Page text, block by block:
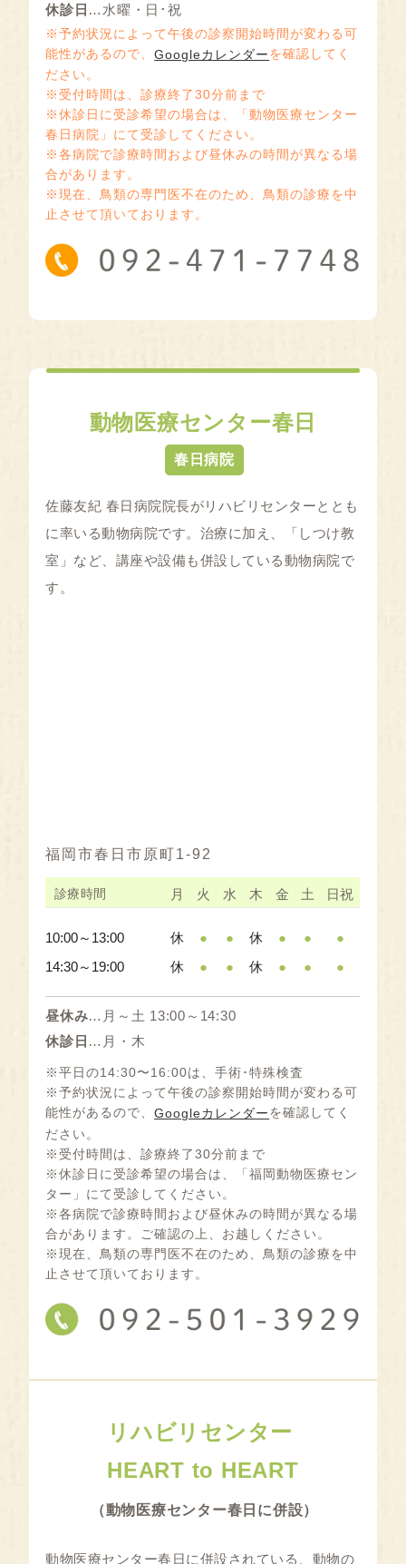
休診日 …水曜・日･祝
※予約状況によって午後の診察開始時間が変わる可
能性があるので、Googleカレンダーを確認してく
ださい。
※受付時間は、診療終了30分前まで
※休診日に受診希望の場合は、「動物医療センター
春日病院」にて受診してください。
※各病院で診療時間および昼休みの時間が異なる場
合があります。
※現在、鳥類の専門医不在のため、鳥類の診療を中
止させて頂いております。
動物医療センター春日
春日病院
佐藤友紀 春日病院院長がリハビリセンターととも
に率いる動物病院です。治療に加え、「しつけ教
室」など、講座や設備も併設している動物病院で
す。
福岡市春日市原町1-92
診療時間 月 火 水 木 金 土 日祝
10:00～13:00 休 ● ● 休 ● ●
●
14:30～19:00
休 ● ● 休 ● ● ●
昼休み…月～土 13:00～14:30
休診日 …月・木
※平日の14:30〜16:00は、手術･特殊検査
※予約状況によって午後の診察開始時間が変わる可
能性があるので、Googleカレンダーを確認してく
ださい。
※受付時間は、診療終了30分前まで
※休診日に受診希望の場合は、「福岡動物医療セン
ター」にて受診してください。
※各病院で診療時間および昼休みの時間が異なる場
合があります。ご確認の上、お越しください。
※現在、鳥類の専門医不在のため、鳥類の診療を中
止させて頂いております。
リハビリセンター
HEART to HEART
（動物医療センター春日に併設）
動物医療センター春日に併設されている、動物の